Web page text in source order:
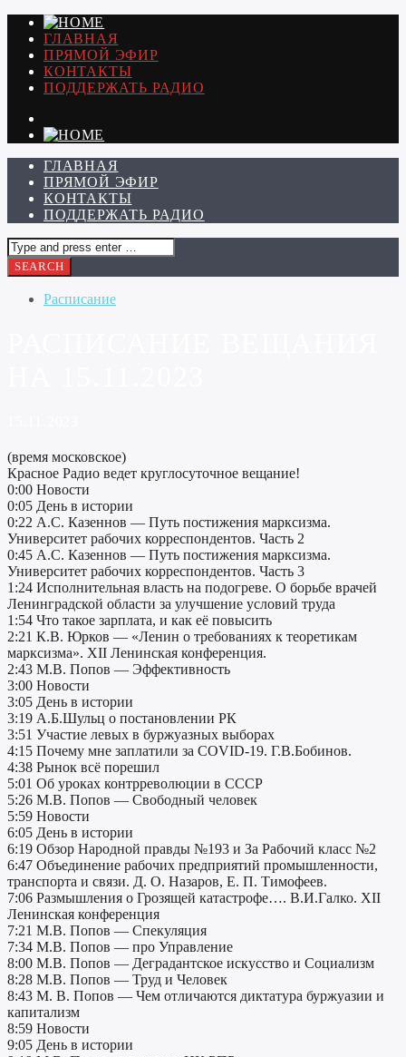
ГЛАВНАЯ
ПРЯМОЙ ЭФИР
КОНТАКТЫ
ПОДДЕРЖАТЬ РАДИО
ГЛАВНАЯ
ПРЯМОЙ ЭФИР
КОНТАКТЫ
ПОДДЕРЖАТЬ РАДИО
Расписание
(время московское)
Красное Радио ведет круглосуточное вещание!
0:00 Новости
0:05 День в истории
0:22 А.С. Казеннов — Путь постижения марксизма.
Университет рабочих корреспондентов. Часть 2
0:45 А.С. Казеннов — Путь постижения марксизма.
Университет рабочих корреспондентов. Часть 3
1:24 Исполнительная власть на подогреве. О борьбе врачей
Ленинградской области за улучшение условий труда
1:54 Что такое зарплата, и как её повысить
2:21 К.В. Юрков — «Ленин о требованиях к теоретикам
марксизма». XII Ленинская конференция.
2:43 М.В. Попов — Эффективность
3:00 Новости
3:05 День в истории
3:19 А.Б.Шульц о постановлении РК
3:51 Участие левых в буржуазных выборах
4:15 Почему мне заплатили за COVID-19. Г.В.Бобинов.
4:38 Рынок всё порешил
5:01 Об уроках контрреволюции в СССР
5:26 М.В. Попов — Свободный человек
5:59 Новости
6:05 День в истории
6:19 Обзор Народной правды №193 и За Рабочий класс №2
6:47 Объединение рабочих предприятий промышленности,
транспорта и связи. Д. О. Назаров, Е. П. Тимофеев.
7:06 Размышления о Грозящей катастрофе…. В.И.Галко. XII
Ленинская конференция
7:21 М.В. Попов — Спекуляция
7:34 М.В. Попов — про Управление
8:00 М.В. Попов — Деградантское искусство и Социализм
8:28 М.В. Попов — Труд и Человек
8:43 М. В. Попов — Чем отличаются диктатура буржуазии и
капитализм
8:59 Новости
9:05 День в истории